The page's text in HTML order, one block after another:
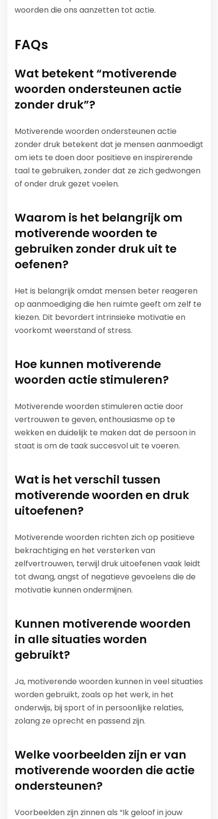
woorden die ons aanzetten tot actie.
FAQs
Wat betekent “motiverende
woorden ondersteunen actie
zonder druk”?
Motiverende woorden ondersteunen actie
zonder druk betekent dat je mensen aanmoedigt
om iets te doen door positieve en inspirerende
taal te gebruiken, zonder dat ze zich gedwongen
of onder druk gezet voelen.
Waarom is het belangrijk om
motiverende woorden te
gebruiken zonder druk uit te
oefenen?
Het is belangrijk omdat mensen beter reageren
op aanmoediging die hen ruimte geeft om zelf te
kiezen. Dit bevordert intrinsieke motivatie en
voorkomt weerstand of stress.
Hoe kunnen motiverende
woorden actie stimuleren?
Motiverende woorden stimuleren actie door
vertrouwen te geven, enthousiasme op te
wekken en duidelijk te maken dat de persoon in
staat is om de taak succesvol uit te voeren.
Wat is het verschil tussen
motiverende woorden en druk
uitoefenen?
Motiverende woorden richten zich op positieve
bekrachtiging en het versterken van
zelfvertrouwen, terwijl druk uitoefenen vaak leidt
tot dwang, angst of negatieve gevoelens die de
motivatie kunnen ondermijnen.
Kunnen motiverende woorden
in alle situaties worden
gebruikt?
Ja, motiverende woorden kunnen in veel situaties
worden gebruikt, zoals op het werk, in het
onderwijs, bij sport of in persoonlijke relaties,
zolang ze oprecht en passend zijn.
Welke voorbeelden zijn er van
motiverende woorden die actie
ondersteunen?
Voorbeelden zijn zinnen als “Ik geloof in jouw